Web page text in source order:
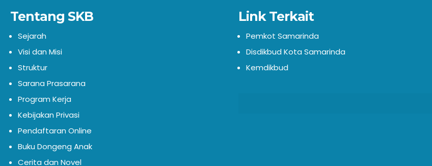
Tentang SKB
Sejarah
Visi dan Misi
Struktur
Sarana Prasarana
Program Kerja
Kebijakan Privasi
Pendaftaran Online
Buku Dongeng Anak
Cerita dan Novel
Link Terkait
Pemkot Samarinda
Disdikbud Kota Samarinda
Kemdikbud